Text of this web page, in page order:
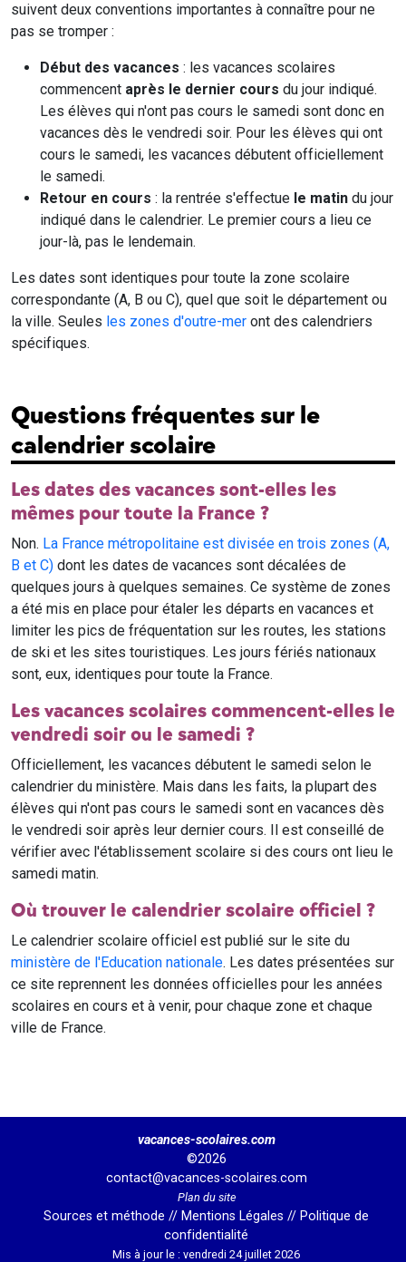
suivent deux conventions importantes à connaître pour ne
pas se tromper :
Début des vacances : les vacances scolaires
commencent après le dernier cours du jour indiqué.
Les élèves qui n'ont pas cours le samedi sont donc en
vacances dès le vendredi soir. Pour les élèves qui ont
cours le samedi, les vacances débutent officiellement
le samedi.
Retour en cours : la rentrée s'effectue le matin du jour
indiqué dans le calendrier. Le premier cours a lieu ce
jour-là, pas le lendemain.
Les dates sont identiques pour toute la zone scolaire
correspondante (A, B ou C), quel que soit le département ou
la ville. Seules les zones d'outre-mer ont des calendriers
spécifiques.
Questions fréquentes sur le
calendrier scolaire
Les dates des vacances sont-elles les
mêmes pour toute la France ?
Non. La France métropolitaine est divisée en trois zones (A,
B et C) dont les dates de vacances sont décalées de
quelques jours à quelques semaines. Ce système de zones
a été mis en place pour étaler les départs en vacances et
limiter les pics de fréquentation sur les routes, les stations
de ski et les sites touristiques. Les jours fériés nationaux
sont, eux, identiques pour toute la France.
Les vacances scolaires commencent-elles le
vendredi soir ou le samedi ?
Officiellement, les vacances débutent le samedi selon le
calendrier du ministère. Mais dans les faits, la plupart des
élèves qui n'ont pas cours le samedi sont en vacances dès
le vendredi soir après leur dernier cours. Il est conseillé de
vérifier avec l'établissement scolaire si des cours ont lieu le
samedi matin.
Où trouver le calendrier scolaire officiel ?
Le calendrier scolaire officiel est publié sur le site du
ministère de l'Education nationale. Les dates présentées sur
ce site reprennent les données officielles pour les années
scolaires en cours et à venir, pour chaque zone et chaque
ville de France.
vacances-scolaires.com
©2026
contact@vacances-scolaires.com
Plan du site
Sources et méthode // Mentions Légales // Politique de
confidentialité
Mis à jour le : vendredi 24 juillet 2026